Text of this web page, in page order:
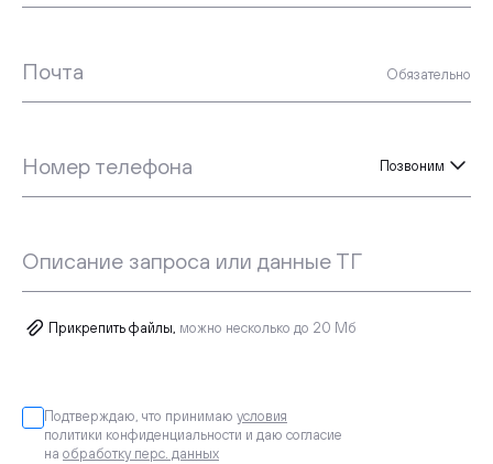
Почта Обязательно
Номер телефона Позвоним
Описание запроса или данные ТГ
Прикрепить файлы, можно несколько до 20 Мб
Подтверждаю, что принимаю условия
политики конфиденциальности и даю согласие
на обработку перс. данных